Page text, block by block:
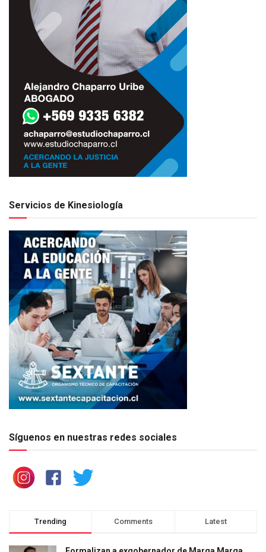
Servicios de Kinesiología
Síguenos en nuestras redes sociales
Trending Comments Latest